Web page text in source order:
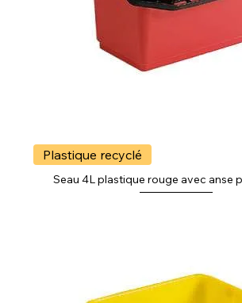
Plastique recyclé
Seau 4L plastique rouge avec anse